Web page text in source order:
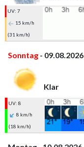
UV: 7
15 km/h
(31 km/h)
Sonntag- 09.08.2026
Klar
UV: 8
8 km/h
(18 km/h)